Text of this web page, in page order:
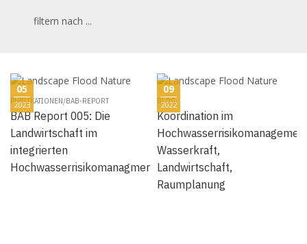
filtern nach ...
05
2023
PUBLIKATIONEN/BAB-REPORT
BAB Report 005: Die
Landwirtschaft im
integrierten
Hochwasserrisikomanagment
09
2022
BLOG
Koordination im
Wasserkraft,
Landwirtschaft,
Raumplanung